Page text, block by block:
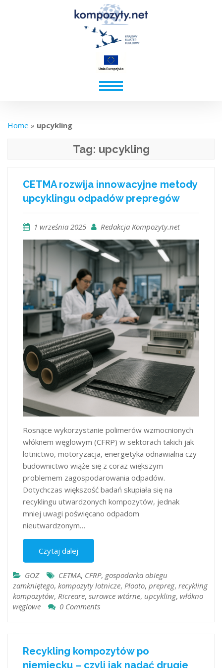
Home » upcykling
Tag: upcykling
CETMA rozwija innowacyjne metody
upcyklingu odpadów prepregów
1 września 2025 Redakcja Kompozyty.net
Rosnące wykorzystanie polimerów wzmocnionych
włóknem węglowym (CFRP) w sektorach takich jak
lotnictwo, motoryzacja, energetyka odnawialna czy
budownictwo wiąże się z coraz większym
problemem zagospodarowania odpadów.
Dotychczas większość badań skupiała się na
recyklingu utwardzonych kompozytów, jednak
mniej uwagi poświęcano odpadom
nieutwardzonym…
Czytaj dalej
GOZ CETMA, CFRP, gospodarka obiegu
zamkniętego, kompozyty lotnicze, Plooto, prepreg, recykling
kompozytów, Ricreare, surowce wtórne, upcykling, włókno
węglowe
0 Comments
Recykling kompozytów po
niemiecku – czyli jak nadać drugie